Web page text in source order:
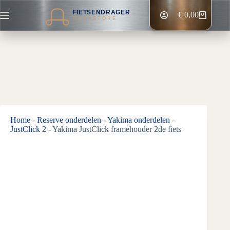
naar
inhoud
FIETSENDRAGER
MEGASTORE Winkelwagen
€0,00
Home - Reserve onderdelen -Yakima onderdelen -
JustClick 2 -Yakima JustClick framehouder 2de fiets